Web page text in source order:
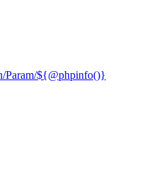
Param/${@phpinfo()}